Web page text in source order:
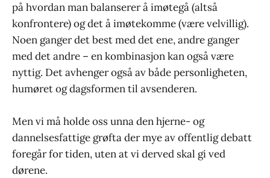
på hvordan man balanserer å imøtegå (altså
konfrontere) og det å imøtekomme (være velvillig).
Noen ganger det best med det ene, andre ganger
med det andre – en kombinasjon kan også være
nyttig. Det avhenger også av både personligheten,
humøret og dagsformen til avsenderen.
Men vi må holde oss unna den hjerne- og
dannelsesfattige grøfta der mye av offentlig debatt
foregår for tiden, uten at vi derved skal gi ved
dørene.